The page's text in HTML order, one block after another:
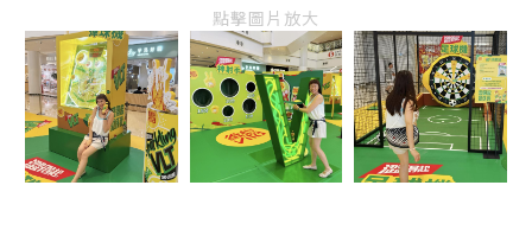
點擊圖片放大